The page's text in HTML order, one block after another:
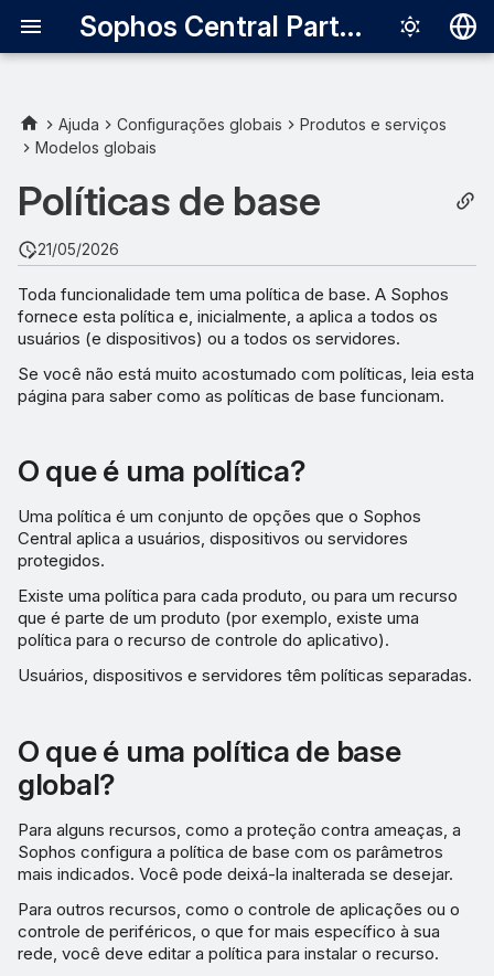
Sophos Central Partner
English
한국어
中文（繁體）
Ajuda Configurações globais
Produtos e serviços
Modelos globais
Políticas de base
21/05/2026
Toda funcionalidade tem uma política de base. A Sophos
fornece esta política e, inicialmente, a aplica a todos os
usuários (e dispositivos) ou a todos os servidores.
Se você não está muito acostumado com políticas, leia esta
página para saber como as políticas de base funcionam.
O que é uma política?
Uma política é um conjunto de opções que o Sophos
Central aplica a usuários, dispositivos ou servidores
protegidos.
Existe uma política para cada produto, ou para um recurso
que é parte de um produto (por exemplo, existe uma
política para o recurso de controle do aplicativo).
Usuários, dispositivos e servidores têm políticas separadas.
O que é uma política de base
global?
Para alguns recursos, como a proteção contra ameaças, a
Sophos configura a política de base com os parâmetros
mais indicados. Você pode deixá-la inalterada se desejar.
Para outros recursos, como o controle de aplicações ou o
controle de periféricos, o que for mais específico à sua
rede, você deve editar a política para instalar o recurso.